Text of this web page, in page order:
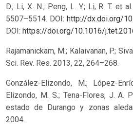
D.; Li, X. N.; Peng, L. Y.; Li, R. T. et
5507–5514. DOI: http://dx.doi.org/
DOI: https://doi.org/10.1016/
Rajamanickam, M.; Kalaivanan, P.;
Sci. Rev. Res. 2013, 22, 264–268.
González-Elizondo, M.; López-
Elizondo, M. S.; Tena-Flores, J. A.
estado de Durango y zonas
2004.